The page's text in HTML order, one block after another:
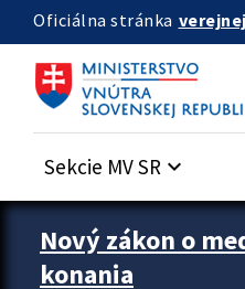
Preskocit na hlavný obsah
Oficiálna stránka
Sekcie MV SR keyboard_arrow_down
Zastavit automatický posun
Nový zákon o
konania